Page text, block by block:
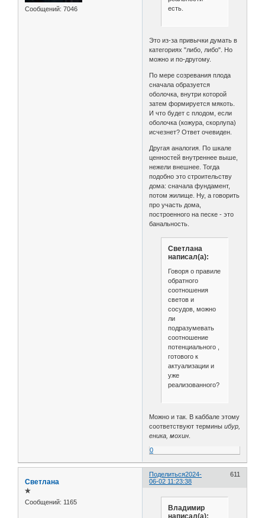
Сообщений: 7046
есть.
Это из-за привычки думать в
категориях "либо, либо". Но
можно и по-другому.
По мере созревания плода
сначала образуется
оболочка, внутри которой
затем формируется мякоть.
И что будет с плодом, если
оболочка (кожура, скорлупа)
исчезнет? Ответ очевиден.
Другая аналогия. По шкале
ценностей внутреннее выше,
нежели внешнее. Тогда
подобно это строительству
дома: сначала фундамент,
потом жилище. Ну, а говорить
про участь дома,
построенного на песке - это
банальность.
Светлана
написал(а):
Говоря о правиле
обратного
соотношения
светов и
сосудов, можно
ли
подразумевать
соотношение
потенциального ,
готового к
актуализации и
уже
реализованного?
Можно и так. В каббале этому
соответствуют терминыибур,
еника, мохин
0
Поделиться 611
2024-
06-02 11:23:38
Светлана
✯
Сообщений: 1165
Владимир
написал(а):